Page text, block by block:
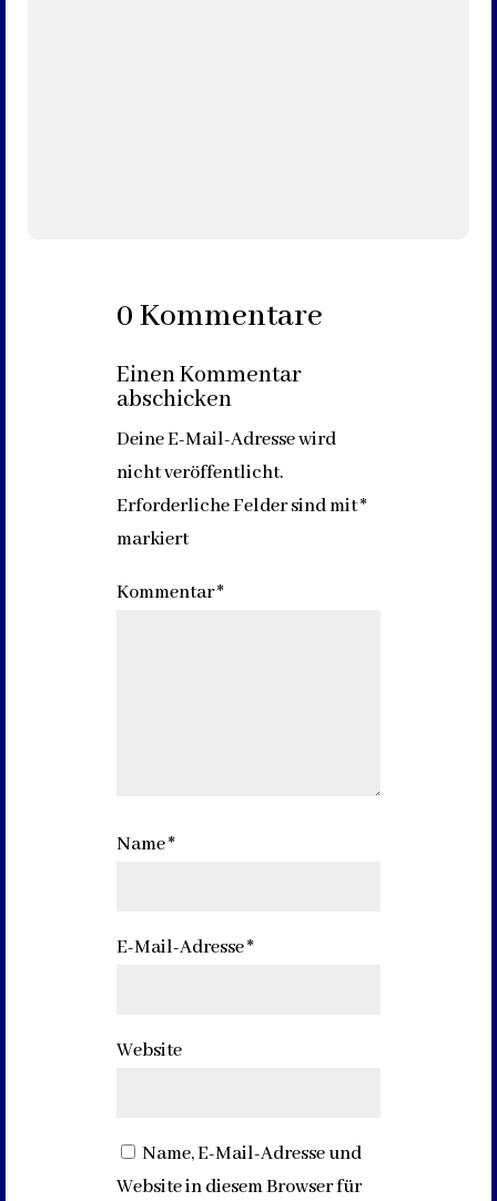
0 Kommentare
Einen Kommentar
abschicken
Deine E-Mail-Adresse wird
nicht veröffentlicht.
Erforderliche Felder sind mit*
markiert
Kommentar*
Name*
E-Mail-Adresse*
Website
Name, E-Mail-Adresse und
Website in diesem Browser für